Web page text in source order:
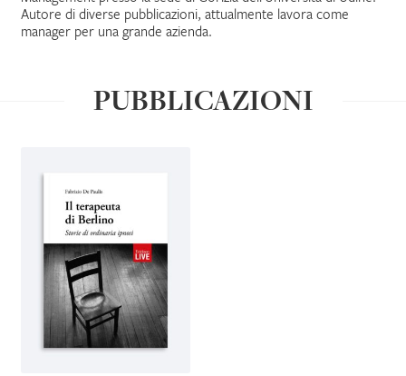
Autore di diverse pubblicazioni, attualmente lavora come
manager per una grande azienda.
PUBBLICAZIONI